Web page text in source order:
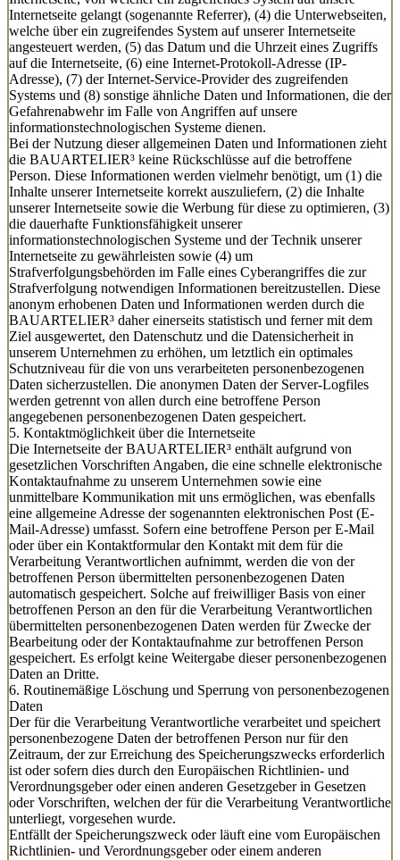
Internetseite gelangt (sogenannte Referrer), (4) die Unterwebseiten,
welche über ein zugreifendes System auf unserer Internetseite
angesteuert werden, (5) das Datum und die Uhrzeit eines Zugriffs
auf die Internetseite, (6) eine Internet-Protokoll-Adresse (IP-
Adresse), (7) der Internet-Service-Provider des zugreifenden
Systems und (8) sonstige ähnliche Daten und Informationen, die der
Gefahrenabwehr im Falle von Angriffen auf unsere
informationstechnologischen Systeme dienen.
Bei der Nutzung dieser allgemeinen Daten und Informationen zieht
die BAUARTELIER³ keine Rückschlüsse auf die betroffene
Person. Diese Informationen werden vielmehr benötigt, um (1) die
Inhalte unserer Internetseite korrekt auszuliefern, (2) die Inhalte
unserer Internetseite sowie die Werbung für diese zu optimieren, (3)
die dauerhafte Funktionsfähigkeit unserer
informationstechnologischen Systeme und der Technik unserer
Internetseite zu gewährleisten sowie (4) um
Strafverfolgungsbehörden im Falle eines Cyberangriffes die zur
Strafverfolgung notwendigen Informationen bereitzustellen. Diese
anonym erhobenen Daten und Informationen werden durch die
BAUARTELIER³ daher einerseits statistisch und ferner mit dem
Ziel ausgewertet, den Datenschutz und die Datensicherheit in
unserem Unternehmen zu erhöhen, um letztlich ein optimales
Schutzniveau für die von uns verarbeiteten personenbezogenen
Daten sicherzustellen. Die anonymen Daten der Server-Logfiles
werden getrennt von allen durch eine betroffene Person
angegebenen personenbezogenen Daten gespeichert.
5. Kontaktmöglichkeit über die Internetseite
Die Internetseite der BAUARTELIER³ enthält aufgrund von
gesetzlichen Vorschriften Angaben, die eine schnelle elektronische
Kontaktaufnahme zu unserem Unternehmen sowie eine
unmittelbare Kommunikation mit uns ermöglichen, was ebenfalls
eine allgemeine Adresse der sogenannten elektronischen Post (E-
Mail-Adresse) umfasst. Sofern eine betroffene Person per E-Mail
oder über ein Kontaktformular den Kontakt mit dem für die
Verarbeitung Verantwortlichen aufnimmt, werden die von der
betroffenen Person übermittelten personenbezogenen Daten
automatisch gespeichert. Solche auf freiwilliger Basis von einer
betroffenen Person an den für die Verarbeitung Verantwortlichen
übermittelten personenbezogenen Daten werden für Zwecke der
Bearbeitung oder der Kontaktaufnahme zur betroffenen Person
gespeichert. Es erfolgt keine Weitergabe dieser personenbezogenen
Daten an Dritte.
6. Routinemäßige Löschung und Sperrung von personenbezogenen
Daten
Der für die Verarbeitung Verantwortliche verarbeitet und speichert
personenbezogene Daten der betroffenen Person nur für den
Zeitraum, der zur Erreichung des Speicherungszwecks erforderlich
ist oder sofern dies durch den Europäischen Richtlinien- und
Verordnungsgeber oder einen anderen Gesetzgeber in Gesetzen
oder Vorschriften, welchen der für die Verarbeitung Verantwortliche
unterliegt, vorgesehen wurde.
Entfällt der Speicherungszweck oder läuft eine vom Europäischen
Richtlinien- und Verordnungsgeber oder einem anderen